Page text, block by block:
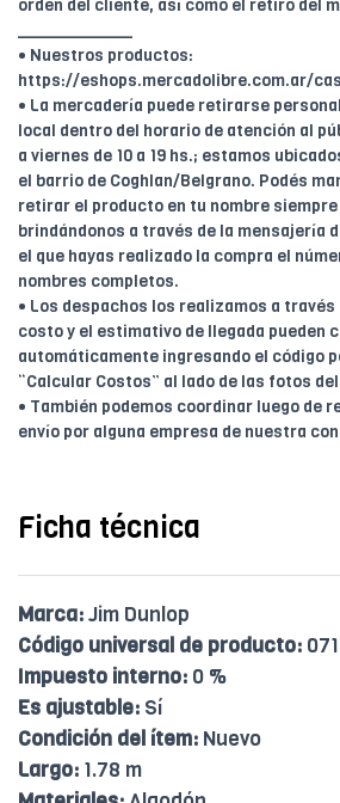
orden del cliente, así como el retiro del
____________
• Nuestros productos:
https://eshops.mercadolibre.com.ar/
• La mercadería puede retirarse
local dentro del horario de atención al
a viernes de 10 a 19 hs.; estamos
el barrio de Coghlan/Belgrano. Podés
retirar el producto en tu nombre
brindándonos a través de la mensajería
el que hayas realizado la compra el
nombres completos.
• Los despachos los realizamos a través
costo y el estimativo de llegada pueden
automáticamente ingresando el código
“Calcular Costos” al lado de las fotos
• También podemos coordinar luego de
envío por alguna empresa de nuestra
Ficha técnica
Marca:Jim Dunlop
Código universal de producto:
Impuesto interno: 0 %
Es ajustable: Sí
Condición del ítem: Nuevo
Largo: 1.78 m